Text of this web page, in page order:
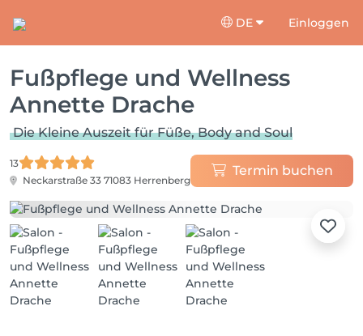
DE Einloggen
Fußpflege und Wellness
Annette Drache
Die Kleine Auszeit für Füße, Body and Soul
13
Neckarstraße 33 71083 Herrenberg
Termin buchen